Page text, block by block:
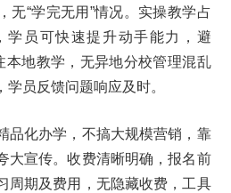
无“学完无用”情况。实操教学占
学员可快速提升动手能力，避
本地教学，无异地分校管理混乱
员反馈问题响应及时。
品化办学，不搞大规模营销，靠
大宣传。收费清晰明确，报名前
周期及费用，无隐藏收费，工具